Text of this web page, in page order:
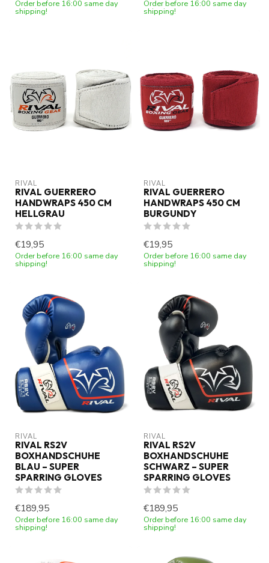
Order before 16:00 same day
shipping!
Order before 16:00 same day
shipping!
RIVAL
RIVAL GUERRERO
HANDWRAPS 450 CM
HELLGRAU
€19,95
Order before 16:00 same day
shipping!
RIVAL
RIVAL GUERRERO
HANDWRAPS 450 CM
BURGUNDY
€19,95
Order before 16:00 same day
shipping!
RIVAL
RIVAL RS2V
BOXHANDSCHUHE
BLAU – SUPER
SPARRING GLOVES
€189,95
Order before 16:00 same day
shipping!
RIVAL
RIVAL RS2V
BOXHANDSCHUHE
SCHWARZ – SUPER
SPARRING GLOVES
€189,95
Order before 16:00 same day
shipping!